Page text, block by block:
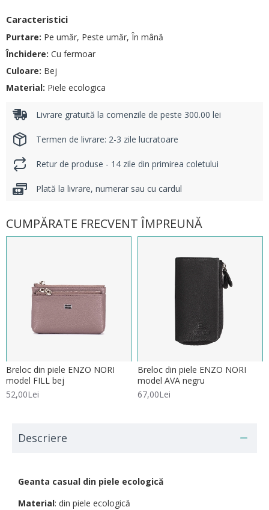
Caracteristici
Purtare: Pe umăr, Peste umăr, În mână
Închidere: Cu fermoar
Culoare: Bej
Material: Piele ecologica
Livrare gratuită la comenzile de peste 300.00 lei
Termen de livrare: 2-3 zile lucratoare
Retur de produse - 14 zile din primirea coletului
Plată la livrare, numerar sau cu cardul
CUMPĂRATE FRECVENT ÎMPREUNĂ
Breloc din piele ENZO NORI
model FILL bej
52,00Lei
Breloc din piele ENZO NORI
model AVA negru
67,00Lei
Descriere
Geanta casual din piele ecologică
Material: din piele ecologică